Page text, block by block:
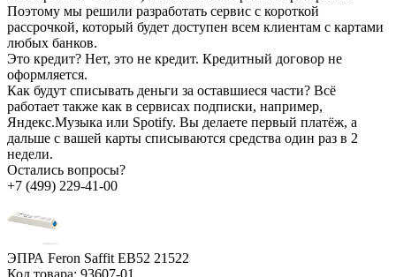
Поэтому мы решили разработать сервис с короткой
рассрочкой, который будет доступен всем клиентам с картами
любых банков.
Это кредит? Нет, это не кредит. Кредитный договор не
оформляется.
Как будут списывать деньги за оставшиеся части? Всё
работает также как в сервисах подписки, например,
Яндекс.Музыка или Spotify. Вы делаете первый платёж, а
дальше с вашей карты списываются средства один раз в 2
недели.
Остались вопросы?
+7 (499) 229-41-00
ЭПРА Feron Saffit EB52 21522